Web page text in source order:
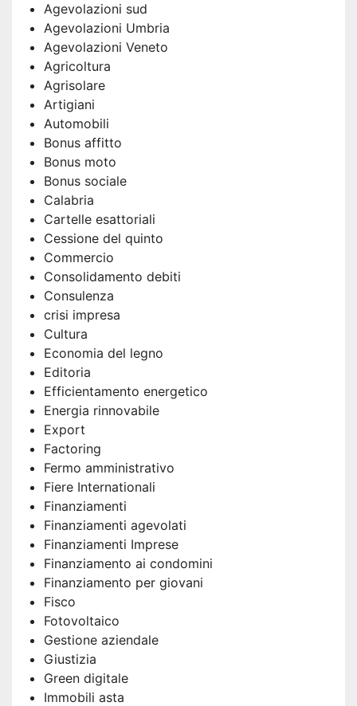
Agevolazioni sud
Agevolazioni Umbria
Agevolazioni Veneto
Agricoltura
Agrisolare
Artigiani
Automobili
Bonus affitto
Bonus moto
Bonus sociale
Calabria
Cartelle esattoriali
Cessione del quinto
Commercio
Consolidamento debiti
Consulenza
crisi impresa
Cultura
Economia del legno
Editoria
Efficientamento energetico
Energia rinnovabile
Export
Factoring
Fermo amministrativo
Fiere Internationali
Finanziamenti
Finanziamenti agevolati
Finanziamenti Imprese
Finanziamento ai condomini
Finanziamento per giovani
Fisco
Fotovoltaico
Gestione aziendale
Giustizia
Green digitale
Immobili asta